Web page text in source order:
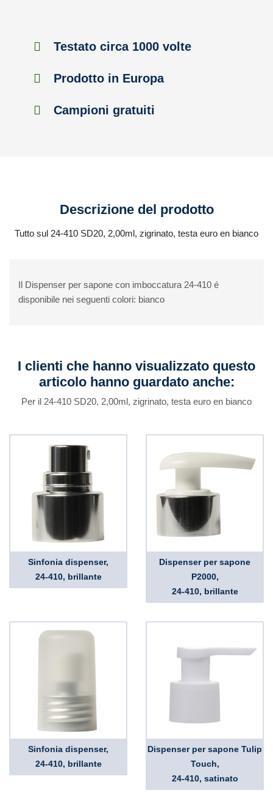
Testato circa 1000 volte
Prodotto in Europa
Campioni gratuiti
Descrizione del prodotto
Tutto sul 24-410 SD20, 2,00ml, zigrinato, testa euro en bianco
Il Dispenser per sapone con imboccatura 24-410 é
disponibile nei seguenti colori: bianco
I clienti che hanno visualizzato questo
articolo hanno guardato anche:
Per il 24-410 SD20, 2,00ml, zigrinato, testa euro en bianco
Sinfonia dispenser,
24-410, brillante
Dispenser per sapone
P2000,
24-410, brillante
Sinfonia dispenser,
24-410, brillante
Dispenser per sapone Tulip
Touch,
24-410, satinato